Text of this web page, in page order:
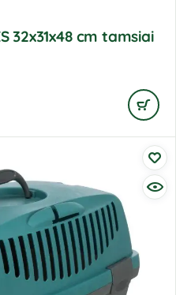
32x31x48 cm tamsiai